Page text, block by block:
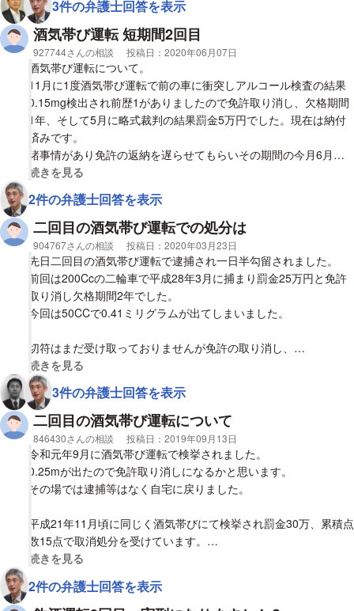
3件の弁護士回答を表示
酒気帯び運転 短期間2回目
相談者
927744さんの相談 投稿日： 2020年06月07日
酒気帯び運転について。
11月に1度酒気帯び運転で前の車に衝突しアルコール検査の結果
0.15mg検出され前歴1がありましたので免許取り消し、欠格期間
1年、そして5月に略式裁判の結果罰金5万円でした。現在は納付
済みです。
諸事情があり免許の返納を遅らせてもらいその期間の今月6月に
再度飲酒運転をしてしまいパトカーに止められ検査の結果0.35mg
その時は事故は起こしておらずパトカーの中で事情聴取をしその
まま帰宅しました。後日郵送で送ると言っていました。
こんな短期間で2度目をしてしまいかなり反省はしています。
短期間で2度も酒気帯びで検挙された場合今回はかなり重たい罪
がかせられるのは覚悟の上です。
この状況ですと実刑や懲役などは覚悟した方が良いのでしょう
か。不安で仕方がありません。
視覚的に省略された相談全文の
続きを見る
2件の弁護士回答を表示
二回目の酒気帯び運転での処分は
相談者
904767さんの相談 投稿日： 2020年03月23日
先日二回目の酒気帯び運転で逮捕され一日半勾留されました。
前回は200Ccの二輪車で平成28年3月に捕まり罰金25万円と免許
取り消し欠格期間2年でした。
今回は50CCで0.41ミリグラムが出てしまいました。
切符はまだ受け取っておりませんが免許の取り消し、
罰金など処分を受けると思いますが
おおよそどんな処分が考えられますでしょうか？
視覚的に省略された相談全文の
続きを見る
3件の弁護士回答を表示
二回目の酒気帯び運転について
相談者
846430さんの相談 投稿日： 2019年09月13日
令和元年9月に酒気帯び運転で検挙されました。
0.25mが出たので免許取り消しになるかと思います。
その場では逮捕等はなく自宅に戻りました。
平成21年11月頃に同じく酒気帯びにて検挙され罰金30万、累積点
数15点で取消処分を受けています。
ご回答よろしくお願い致します。
視覚的に省略された相談全文の
続きを見る
2件の弁護士回答を表示